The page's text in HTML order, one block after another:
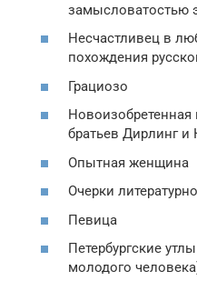
замысловатостью
Несчастливец в
похождения
Грациозо
Новоизобретенная
братьев Дирлинг и
Опытная женщина
Очерки
Певица
Петербургские
молодого